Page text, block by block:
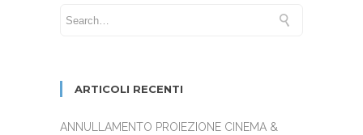
ARTICOLI RECENTI
ANNULLAMENTO PROIEZIONE CINEMA &